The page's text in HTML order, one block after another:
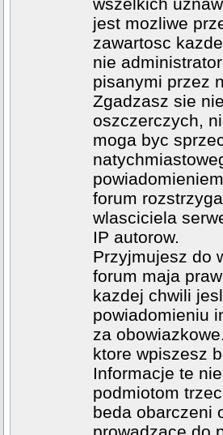
jest mozliwe
zawartosc
nie
pisanymi przez
Zgadzasz sie
oszczerczych,
moga byc
forum
wlasciciela
IP autorow.
Przyjmujesz do
forum maja
kazdej chwili
powiadomieniu
za
ktore wpiszesz
Informacje te
podmiotom
beda obarczeni